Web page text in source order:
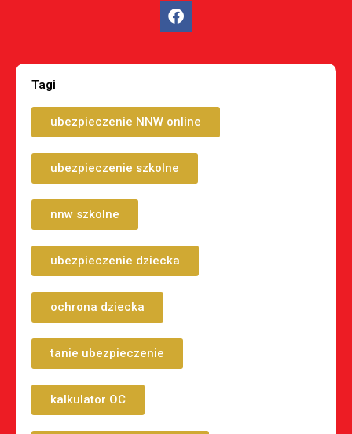
Tagi
ubezpieczenie NNW online
ubezpieczenie szkolne
nnw szkolne
ubezpieczenie dziecka
ochrona dziecka
tanie ubezpieczenie
kalkulator OC